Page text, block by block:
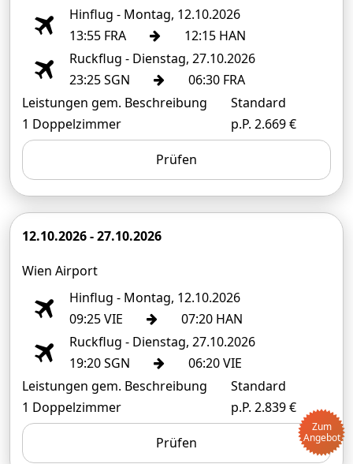
Hinflug - Montag, 12.10.2026
13:55 FRA
12:15 HAN
Ruckflug - Dienstag, 27.10.2026
23:25 SGN
06:30 FRA
Leistungen gem. Beschreibung
1 Doppelzimmer
Standard
p.P. 2.669 €
Prüfen
12.10.2026 - 27.10.2026
Wien Airport
Hinflug - Montag, 12.10.2026
09:25 VIE
07:20 HAN
Ruckflug - Dienstag, 27.10.2026
19:20 SGN
06:20 VIE
Leistungen gem. Beschreibung
1 Doppelzimmer
Standard
p.P. 2.839 €
Prüfen
Zum
Angebot